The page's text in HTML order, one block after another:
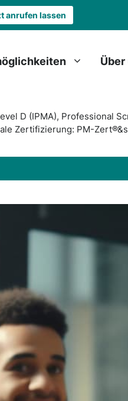
anrufen lassen
Über
D (IPMA), Professional
Zertifizierung: PM-